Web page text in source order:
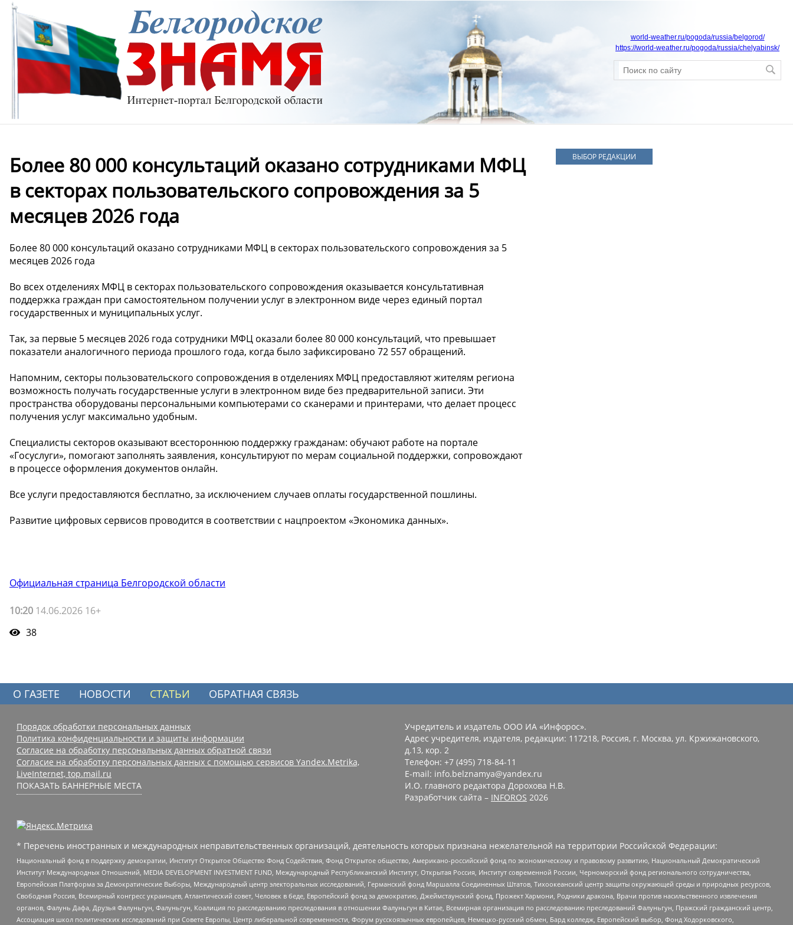
world-weather.ru/pogoda/russia/belgorod/
https://world-weather.ru/pogoda/russia/chelyabinsk/
Более 80 000 консультаций оказано сотрудниками МФЦ
в секторах пользовательского сопровождения за 5
месяцев 2026 года
Более 80 000 консультаций оказано сотрудниками МФЦ в секторах пользовательского сопровождения за 5
месяцев 2026 года
Во всех отделениях МФЦ в секторах пользовательского сопровождения оказывается консультативная
поддержка граждан при самостоятельном получении услуг в электронном виде через единый портал
государственных и муниципальных услуг.
Так, за первые 5 месяцев 2026 года сотрудники МФЦ оказали более 80 000 консультаций, что превышает
показатели аналогичного периода прошлого года, когда было зафиксировано 72 557 обращений.
Напомним, секторы пользовательского сопровождения в отделениях МФЦ предоставляют жителям региона
возможность получать государственные услуги в электронном виде без предварительной записи. Эти
пространства оборудованы персональными компьютерами со сканерами и принтерами, что делает процесс
получения услуг максимально удобным.
Специалисты секторов оказывают всестороннюю поддержку гражданам: обучают работе на портале
«Госуслуги», помогают заполнять заявления, консультируют по мерам социальной поддержки, сопровождают
в процессе оформления документов онлайн.
Все услуги предоставляются бесплатно, за исключением случаев оплаты государственной пошлины.
Развитие цифровых сервисов проводится в соответствии с нацпроектом «Экономика данных».
Официальная страница Белгородской области
10:20 14.06.2026 16+
38
ВЫБОР РЕДАКЦИИ
О ГАЗЕТЕ НОВОСТИ СТАТЬИ ОБРАТНАЯ СВЯЗЬ
Порядок обработки персональных данных
Политика конфиденциальности и защиты информации
Согласие на обработку персональных данных обратной связи
Согласие на обработку персональных данных с помощью сервисов Yandex.Metrika,
LiveInternet, top.mail.ru
ПОКАЗАТЬ БАННЕРНЫЕ МЕСТА
Учредитель и издатель ООО ИА «Инфорос».
Адрес учредителя, издателя, редакции: 117218, Россия, г. Москва, ул. Кржижановского,
д.13, кор. 2
Телефон: +7 (495) 718-84-11
E-mail: info.belznamya@yandex.ru
И.О. главного редактора Дорохова Н.В.
Разработчик сайта – INFOROS 2026
* Перечень иностранных и международных неправительственных организаций, деятельность которых признана нежелательной на территории Российской Федерации:
Национальный фонд в поддержку демократии, Институт Открытое Общество Фонд Содействия, Фонд Открытое общество, Американо-российский фонд по экономическому и правовому развитию, Национальный Демократический
Институт Международных Отношений, MEDIA DEVELOPMENT INVESTMENT FUND, Международный Республиканский Институт, Открытая Россия, Институт современной России, Черноморский фонд регионального сотрудничества,
Европейская Платформа за Демократические Выборы, Международный центр электоральных исследований, Германский фонд Маршалла Соединенных Штатов, Тихоокеанский центр защиты окружающей среды и природных ресурсов,
Свободная Россия, Всемирный конгресс украинцев, Атлантический совет, Человек в беде, Европейский фонд за демократию, Джеймстаунский фонд, Прожект Хармони, Родники дракона, Врачи против насильственного извлечения
органов, Фалунь Дафа, Друзья Фалуньгун, Фалуньгун, Коалиция по расследованию преследования в отношении Фалуньгун в Китае, Всемирная организация по расследованию преследований Фалуньгун, Пражский гражданский центр,
Ассоциация школ политических исследований при Совете Европы, Центр либеральной современности, Форум русскоязычных европейцев, Немецко-русский обмен, Бард колледж, Европейский выбор, Фонд Ходорковского,